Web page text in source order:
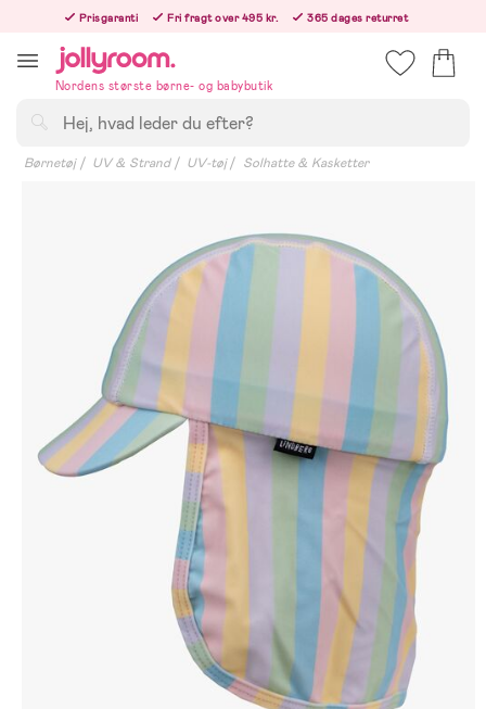
innehållet
Prisgaranti Fri fragt over 495 kr.
365 dages returret
Nordens største børne- og babybutik
Børnetøj UV & Strand UV-tøj Solhatte & Kasketter